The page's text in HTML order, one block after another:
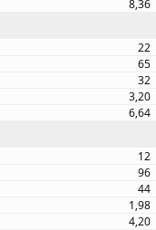
8,36
22
65
32
3,20
6,64
12
96
44
1,98
4,20